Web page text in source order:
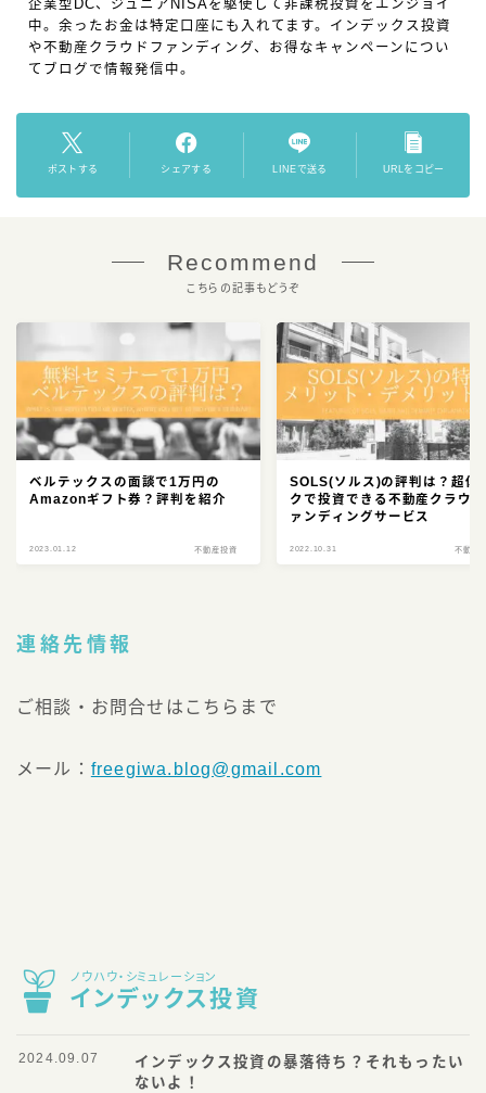
企業型DC、ジュニアNISAを駆使して非課税投資をエンジョイ
中。余ったお金は特定口座にも入れてます。インデックス投資
や不動産クラウドファンディング、お得なキャンペーンについ
てブログで情報発信中。
ポストする シェアする LINEで送る URLをコピー
Recommend
こちらの記事もどうぞ
ベルテックスの面談で1万円の
Amazonギフト券？評判を紹介
2023.01.12 不動産投資
SOLS(ソルス)の評判は？超低
クで投資できる不動産クラウ
ァンディングサービス
2022.10.31 不動産
連絡先情報
ご相談・お問合せはこちらまで
メール： freegiwa.blog@gmail.com
ノウハウ・シミュレーション
インデックス投資
インデックス投資の暴落待ち？それもったい
ないよ！
2024.09.07